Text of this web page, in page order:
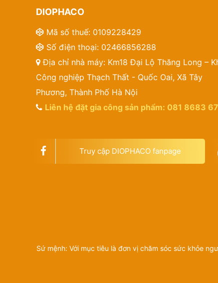
DIOPHACO
Mã số thuế: 0109228429
Số điện thoại: 02466856288
Địa chỉ nhà máy: Km18 Đại Lộ Thăng Long –
Công nghiệp Thạch Thất - Quốc Oai, Xã Tây
Phương, Thành Phố Hà Nội
Liên hệ đặt gia công sản phẩm: 081 8683
Truy cập DIOPHACO fanpage
Sứ mệnh: Với mục tiêu là đơn vị chăm sóc sức khỏe